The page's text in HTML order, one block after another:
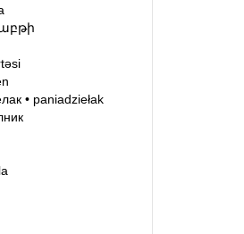
• paniadziełak